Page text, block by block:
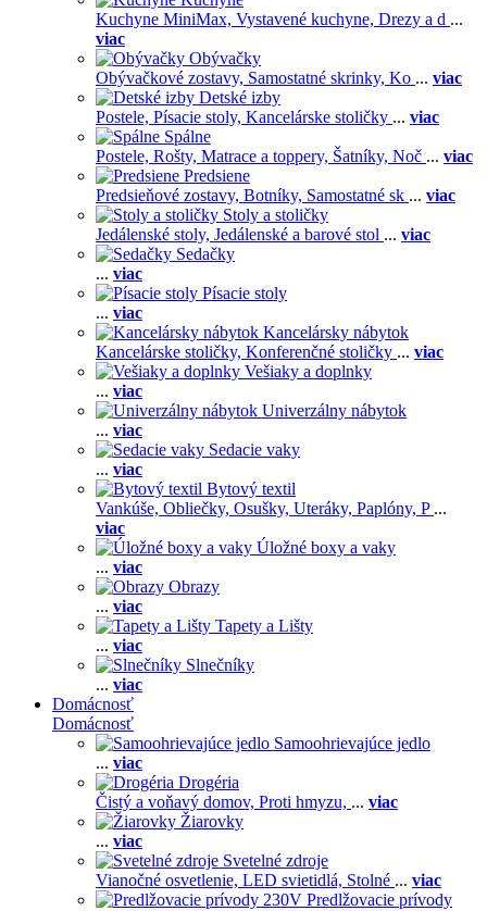
Kuchyne MiniMax, Vystavené kuchyne, Drezy a d ...
viac
Obývačky
Obývačkové zostavy, Samostatné skrinky, Ko ... viac
Detské izby
Postele, Písacie stoly, Kancelárske stoličky ... viac
Spálne
Postele, Rošty, Matrace a toppery, Šatníky, Noč ... viac
Predsiene
Predsieňové zostavy, Botníky, Samostatné sk ... viac
Stoly a stoličky
Jedálenské stoly, Jedálenské a barové stol ... viac
Sedačky
... viac
Písacie stoly
... viac
Kancelársky nábytok
Kancelárske stoličky, Konferenčné stoličky ... viac
Vešiaky a doplnky
... viac
Univerzálny nábytok
... viac
Sedacie vaky
... viac
Bytový textil
Vankúše, Obliečky, Osušky, Uteráky, Paplóny, P ...
viac
Úložné boxy a vaky
... viac
Obrazy
... viac
Tapety a Lišty
... viac
Slnečníky
... viac
Domácnosť
Domácnosť
Samoohrievajúce jedlo
... viac
Drogéria
Čistý a voňavý domov, Proti hmyzu, ... viac
Žiarovky
... viac
Svetelné zdroje
Vianočné osvetlenie, LED svietidlá, Stolné ... viac
Predlžovacie prívody